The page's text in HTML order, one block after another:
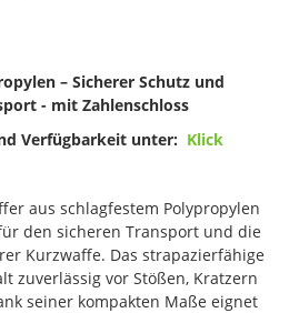
– Sicherer Schutz und
- mit Zahlenschloss
Verfügbarkeit unter: Klick
aus schlagfestem Polypropylen
den sicheren Transport und die
Kurzwaffe. Das strapazierfähige
zuverlässig vor Stößen, Kratzern
seiner kompakten Maße eignet